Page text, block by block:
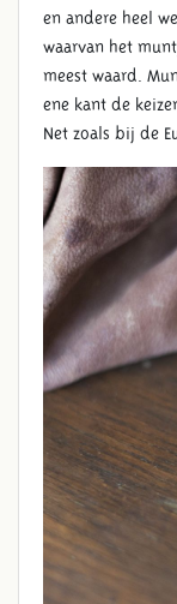
en andere heel
waarvan het
meest waard.
ene kant de
Net zoals bij de